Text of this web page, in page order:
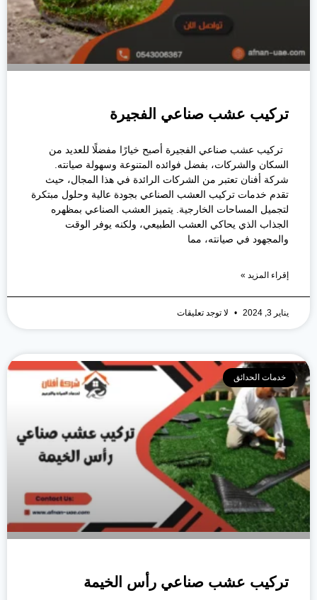
تركيب عشب صناعي الفجيرة
تركيب عشب صناعي الفجيرة أصبح خيارًا مفضلًا للعديد من
السكان والشركات، بفضل فوائده المتنوعة وسهولة صيانته.
شركة أفنان تعتبر من الشركات الرائدة في هذا المجال، حيث
تقدم خدمات تركيب العشب الصناعي بجودة عالية وحلول مبتكرة
لتجميل المساحات الخارجية. يتميز العشب الصناعي بمظهره
الجذاب الذي يحاكي العشب الطبيعي، ولكنه يوفر الوقت
والمجهود في صيانته، مما
إقراء المزيد »
يناير 3, 2024 لا توجد تعليقات
خدمات الحدائق
تركيب عشب صناعي رأس الخيمة